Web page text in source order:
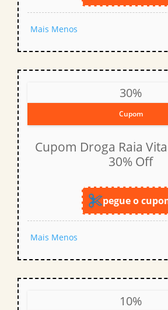
Mais Menos
30%
Cupom
Cupom Droga Raia
30% Off
pegue o
Mais Menos
10%